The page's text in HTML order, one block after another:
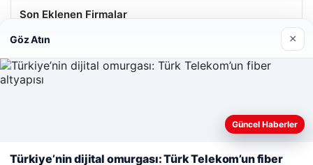
Son Eklenen Firmalar
Web sitemizi nasıl kullandığınızı daha iyi anlayabilmek,
Göz Atın ×
Güncel Haberler
Türkiye’nin dijital omurgası: Türk Telekom’un fiber